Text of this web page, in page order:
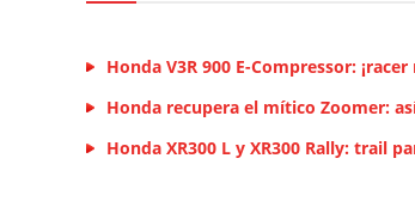
Honda V3R 900 E-Compressor:
Honda recupera el mítico Zoomer:
Honda XR300 L y XR300 Rally: trail